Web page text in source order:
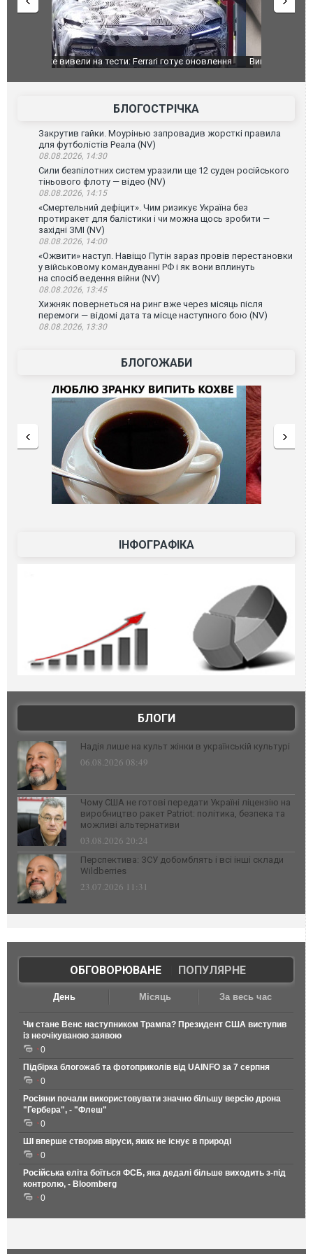
Вийшов трейлер нової екранізації легендарного
БЛОГОСТРІЧКА
Закрутив гайки. Моурінью запровадив жорсткі правила
для футболістів Реала (NV)
08.08.2026, 14:30
Сили безпілотних систем уразили ще 12 суден російського
тіньового флоту — відео (NV)
08.08.2026, 14:15
«Смертельний дефіцит». Чим ризикує Україна без
протиракет для балістики і чи можна щось зробити —
західні ЗМІ (NV)
08.08.2026, 14:00
«Ожвити» наступ. Навіщо Путін зараз провів перестановки
у військовому командуванні РФ і як вони вплинуть
на спосіб ведення війни (NV)
08.08.2026, 13:45
Хижняк повернеться на ринг вже через місяць після
перемоги — відомі дата та місце наступного бою (NV)
08.08.2026, 13:30
БЛОГОЖАБИ
ІНФОГРАФІКА
БЛОГИ
Надія лише на культ жінки в українській культурі
06.08.2026 08:49
Чому США не готові передати Україні ліцензію на
виробництво ракет Patriot: політика, безпека та
можливі альтернативи
03.08.2026 20:24
Перспектива: ЗСУ добомблять і всі інші склади
Wildberries
23.07.2026 11:31
ОБГОВОРЮВАНЕ| ПОПУЛЯРНЕ
День Місяць За весь час
Чи стане Венс наступником Трампа? Президент США виступив
із неочікуваною заявою
0
Підбірка блогожаб та фотоприколів від UAINFO за 7 серпня
0
Росіяни почали використовувати значно більшу версію дрона
"Гербера", - "Флеш"
0
ШІ вперше створив віруси, яких не існує в природі
0
Російська еліта боїться ФСБ, яка дедалі більше виходить з-під
контролю, - Bloomberg
0